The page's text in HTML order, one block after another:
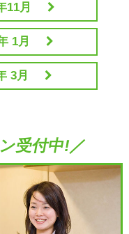
11月
1月
3月
受付中!／